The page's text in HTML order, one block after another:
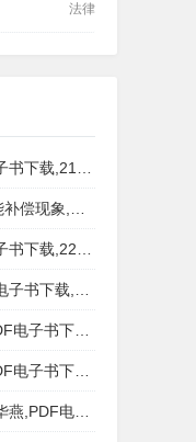
法律
网盘资源
下载,网盘资源
网盘资源
网盘资源
网盘资源
网盘资源
网盘资源